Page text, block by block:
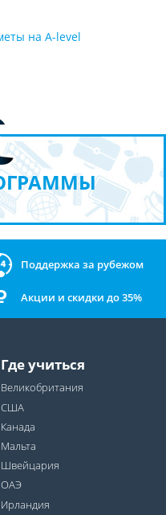
на A-level
Поддержка за рубежом
Акции и скидки до 35%
Где учиться
Великобритания
США
Канада
Мальта
Швейцария
ОАЭ
Ирландия